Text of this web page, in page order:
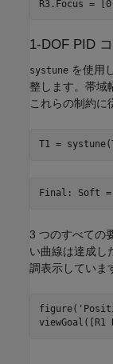
1-DOF PID
systune を使用
整します。帯域
これらの制約に
3 つのすべての
い曲線は達成し
調表示していま
figure(